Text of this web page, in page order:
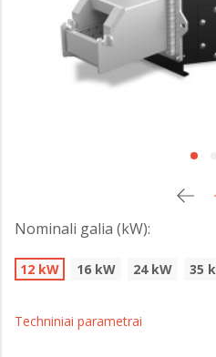
Nominali galia (kW):
12 kW 16 kW 24 kW 35
Techniniai parametrai